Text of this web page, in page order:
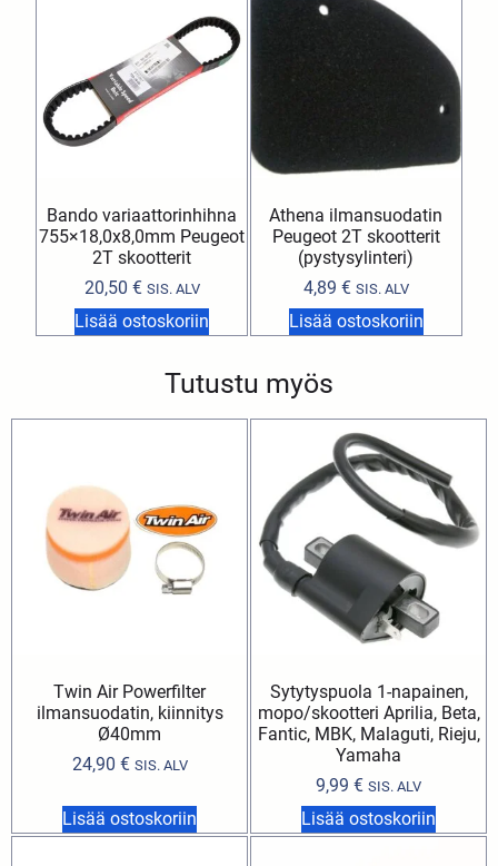
Bando variaattorinhihna
755×18,0x8,0mm Peugeot
2T skootterit
20,50 € SIS. ALV
Lisää ostoskoriin
Athena ilmansuodatin
Peugeot 2T skootterit
(pystysylinteri)
4,89 € SIS. ALV
Lisää ostoskoriin
Tutustu myös
Twin Air Powerfilter
ilmansuodatin, kiinnitys
Ø40mm
24,90 € SIS. ALV
Lisää ostoskoriin
Sytytyspuola 1-napainen,
mopo/skootteri Aprilia, Beta,
Fantic, MBK, Malaguti, Rieju,
Yamaha
9,99 € SIS. ALV
Lisää ostoskoriin